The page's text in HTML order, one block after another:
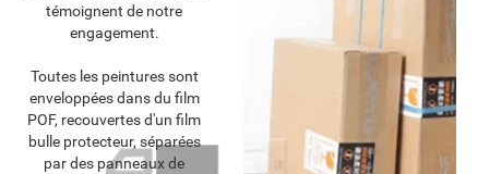
témoignent de notre
engagement.
Toutes les peintures sont
enveloppées dans du film
POF, recouvertes d'un film
bulle protecteur, séparées
par des panneaux de